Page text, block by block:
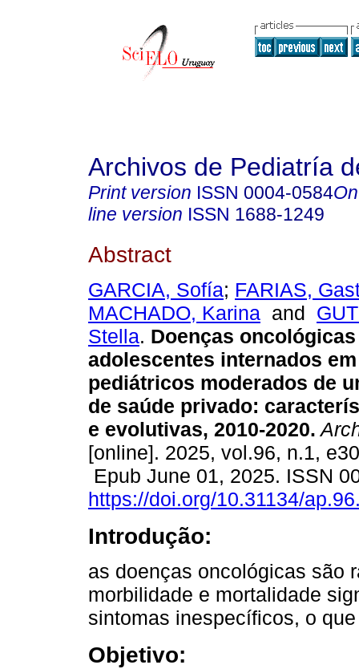
Archivos de Pediatría
Print version ISSN 0004-0584
line version ISSN 1688-1249
Abstract
GARCIA, Sofía; FARIAS,
MACHADO, Karina and
Stella. Doenças
adolescentes internados
pediátricos moderados de
de saúde privado:
e evolutivas, 2010-2020.
[online]. 2025, vol.96, n.1,
Epub June 01, 2025. ISSN
https://doi.org/10.31134/
Introdução:
as doenças oncológicas são
morbilidade e mortalidade
sintomas inespecíficos, o
Objetivo: